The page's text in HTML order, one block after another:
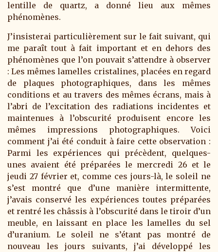
lentille de quartz, a donné lieu aux mêmes
phénomènes.
J’insisterai particulièrement sur le fait suivant, qui
me paraît tout à fait important et en dehors des
phénomènes que l’on pouvait s’attendre à observer
: Les mêmes lamelles cristalines, placées en regard
de plaques photographiques, dans les mêmes
conditions et au travers des mêmes écrans, mais à
l’abri de l’excitation des radiations incidentes et
maintenues à l’obscurité produisent encore les
mêmes impressions photographiques. Voici
comment j’ai été conduit à faire cette observation :
Parmi les expériences qui précèdent, quelques-
unes avaient été préparées le mercredi 26 et le
jeudi 27 février et, comme ces jours-là, le soleil ne
s’est montré que d’une manière intermittente,
j’avais conservé les expériences toutes préparées
et rentré les châssis à l’obscurité dans le tiroir d’un
meuble, en laissant en place les lamelles du sel
d’uranium. Le soleil ne s’étant pas montré de
nouveau les jours suivants, j’ai développé les